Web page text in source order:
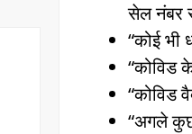
सेल नंबर
“कोई भी
“कोविड
“कोविड
“अगले